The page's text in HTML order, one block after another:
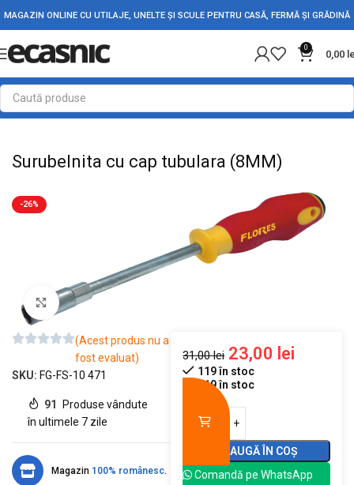
MAGAZIN ONLINE CU UTILAJE, UNELTE ȘI SCULE PENTRU CASĂ, FERMĂ ȘI GRĂDINĂ
0
0,00
Prima pagină Scule - Unelte Surubelnite & Creioane Tensiune
Surubelnita cu cap tubulara (8MM)
-26%
Mărește imaginea
(Acest produs nu a
fost evaluat)
SKU: FG-FS-10 471
91
Produse vândute
în ultimele 7 zile
Magazin 100% românesc.
31,00lei 23,00 lei
119 în stoc
119 în stoc
ADAUGĂ ÎN COȘ
Comandă pe WhatsApp